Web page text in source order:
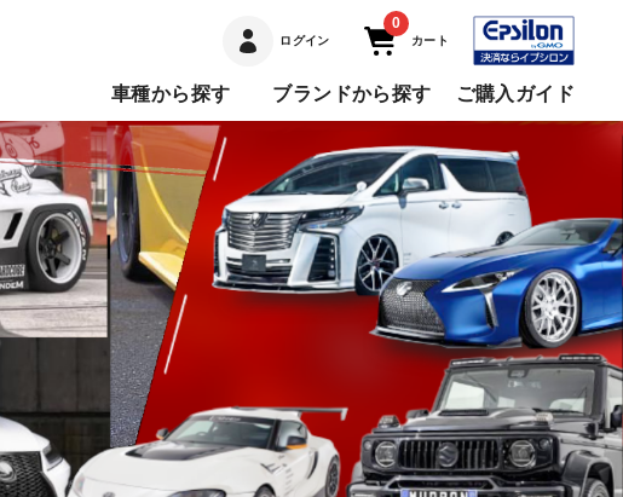
ログイン
0
カート
車種から探す ブランドから探す ご購入ガイド